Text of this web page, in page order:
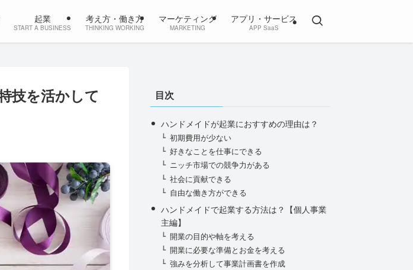
起業
START A BUSINESS
考え方・働き方
THINKING WORKING
マーケティング
MARKETING
アプリ・サービス
APP SaaS
技を活かして
目次
ハンドメイドが起業におすすめの理由は？
初期費用が少ない
好きなことを仕事にできる
ニッチ市場での競争力がある
社会に貢献できる
自由な働き方ができる
ハンドメイドで起業する方法は？【個人事業
主編】
開業の目的や軸を考える
開業に必要な準備とお金を考える
強みを分析して事業計画書を作成